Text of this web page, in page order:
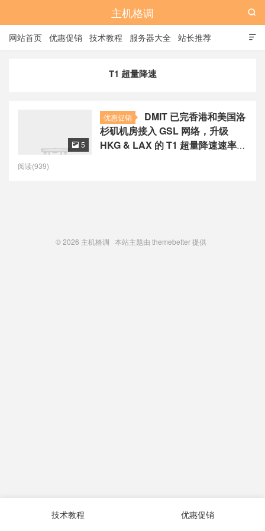
主机格调

网站首页 优惠促销 技术教程 服务器大全 站长推荐

T1 超量降速
优惠促销
DMIT 已完香港和美国洛
杉矶机房接入 GSL 网络，升级
HKG & LAX 的 T1 超量降速速率限
 5
阅读(939)
© 2026 主机格调 本站主题由 themebetter提供
技术教程 优惠促销